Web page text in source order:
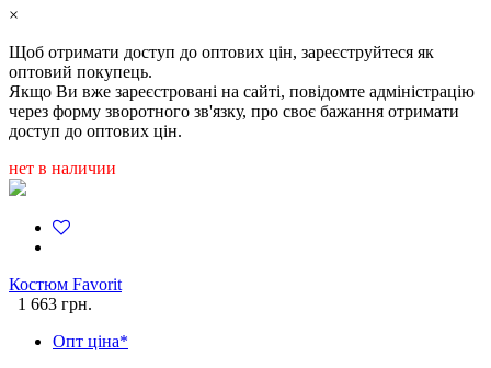
×
Щоб отримати доступ до оптових цін, зареєструйтеся як
оптовий покупець.
Якщо Ви вже зареєстровані на сайті, повідомте адміністрацію
через форму зворотного зв'язку, про своє бажання отримати
доступ до оптових цін.
нет в наличии
Костюм Favorit
1 663 грн.
Опт ціна*